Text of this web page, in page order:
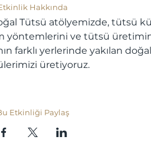
Hakkında
Tütsü atölyemizde, tütsü
ve tütsü
farklı yerlerinde yakılan
üretiyoruz.
Etkinliği Paylaş